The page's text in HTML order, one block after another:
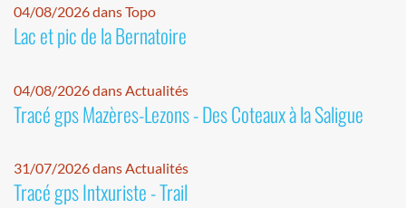
04/08/2026 dans Topo
Lac et pic de la Bernatoire
04/08/2026 dans Actualités
Tracé gps Mazères-Lezons - Des Coteaux à la Saligue
31/07/2026 dans Actualités
Tracé gps Intxuriste - Trail